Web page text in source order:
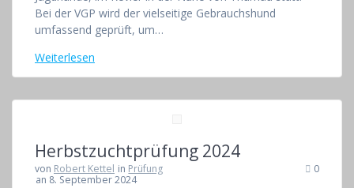
Bei der VGP wird der vielseitige Gebrauchshund
umfassend geprüft, um…
Weiterlesen
Herbstzuchtprüfung 2024
von Robert Kettel in Prüfung
an 8. September 2024
0